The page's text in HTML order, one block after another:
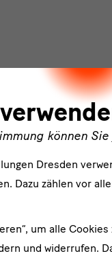
können
Dresden
Dazu zählen vor
um alle
und widerrufen.